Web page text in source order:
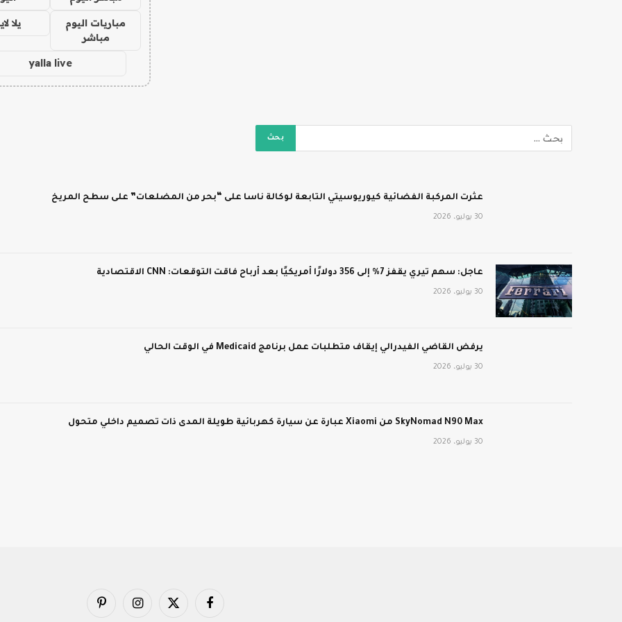
مباريات اليوم
مباشر
يلا
yalla live
عثرت المركبة الفضائية كيوريوسيتي التابعة لوكالة ناسا على “بحر من المضلعات” على سطح المريخ
30 يوليو، 2026
عاجل: سهم تيري يقفز 7% إلى 356 دولارًا أمريكيًا بعد أرباح فاقت التوقعات: CNN الاقتصادية
30 يوليو، 2026
يرفض القاضي الفيدرالي إيقاف متطلبات عمل برنامج Medicaid في الوقت الحالي
30 يوليو، 2026
SkyNomad N90 Max من Xiaomi عبارة عن سيارة كهربائية طويلة المدى ذات تصميم داخلي متحول
30 يوليو، 2026
فيسبوك X
الانستغرامبينتيريست